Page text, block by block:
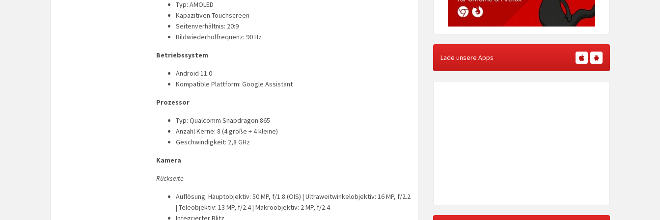
Typ: AMOLED
Kapazitiven Touchscreen
Seitenverhältnis: 20:9
Bildwiederholfrequenz: 90 Hz
Betriebssystem
Android 11.0
Kompatible Plattform: Google Assistant
Prozessor
Typ: Qualcomm Snapdragon 865
Anzahl Kerne: 8 (4 große + 4 kleine)
Geschwindigkeit: 2,8 GHz
Kamera
Rückseite
Auflösung: Hauptobjektiv: 50 MP, f/1.8 (OIS) | Ultraweitwinkelobjektiv: 16 MP, f/2.2
| Teleobjektiv: 13 MP, f/2.4 | Makroobjektiv: 2 MP, f/2.4
Integrierter Blitz
Lade unsere Apps